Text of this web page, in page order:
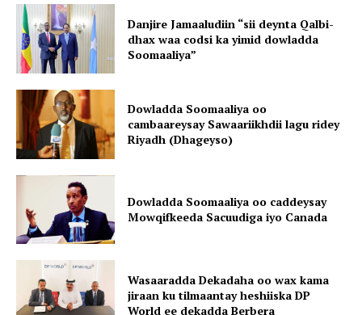
Danjire Jamaaludiin “sii deynta Qalbi-
dhax waa codsi ka yimid dowladda
Soomaaliya”
Dowladda Soomaaliya oo
cambaareysay Sawaariikhdii lagu ridey
Riyadh (Dhageyso)
Dowladda Soomaaliya oo caddeysay
Mowqifkeeda Sacuudiga iyo Canada
Wasaaradda Dekadaha oo wax kama
jiraan ku tilmaantay heshiiska DP
World ee dekadda Berbera